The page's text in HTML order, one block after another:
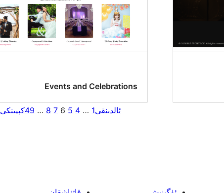
Events and Celebrations
ئالدىنقى1
…
4
5
6
7
8
…
49كېيىنكى